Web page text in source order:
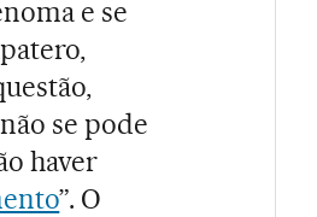
e se
se pode
haver
”. O